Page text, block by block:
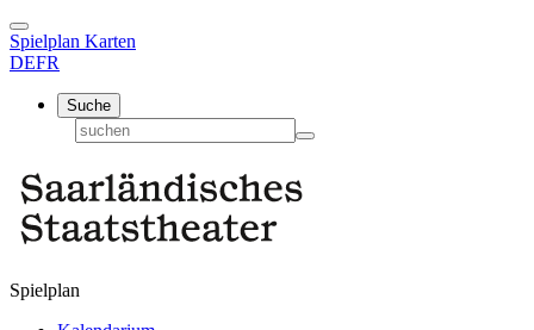
Spielplan Karten
DEFR
Suche
Spielplan